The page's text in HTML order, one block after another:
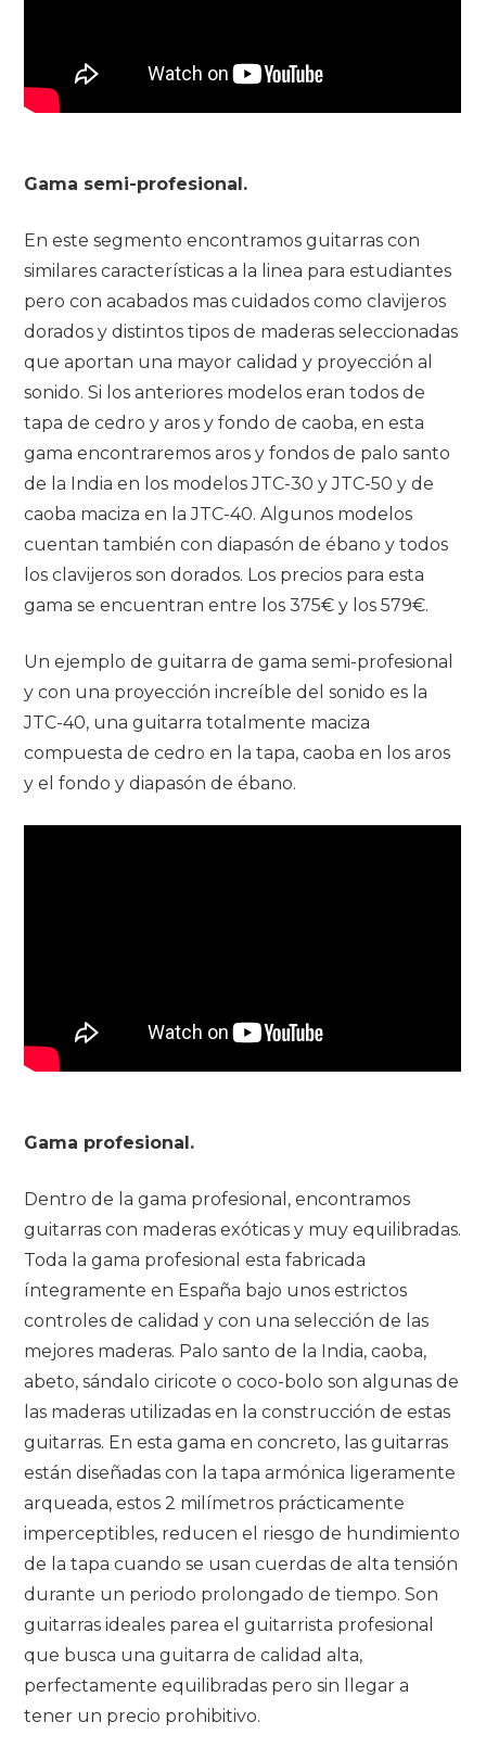
Gama semi-profesional.
En este segmento encontramos guitarras con
similares características a la linea para estudiantes
pero con acabados mas cuidados como clavijeros
dorados y distintos tipos de maderas seleccionadas
que aportan una mayor calidad y proyección al
sonido. Si los anteriores modelos eran todos de
tapa de cedro y aros y fondo de caoba, en esta
gama encontraremos aros y fondos de palo santo
de la India en los modelos JTC-30 y JTC-50 y de
caoba maciza en la JTC-40. Algunos modelos
cuentan también con diapasón de ébano y todos
los clavijeros son dorados. Los precios para esta
gama se encuentran entre los 375€ y los 579€.
Un ejemplo de guitarra de gama semi-profesional
y con una proyección increíble del sonido es la
JTC-40, una guitarra totalmente maciza
compuesta de cedro en la tapa, caoba en los aros
y el fondo y diapasón de ébano.
Gama profesional.
Dentro de la gama profesional, encontramos
guitarras con maderas exóticas y muy equilibradas.
Toda la gama profesional esta fabricada
íntegramente en España bajo unos estrictos
controles de calidad y con una selección de las
mejores maderas. Palo santo de la India, caoba,
abeto, sándalo ciricote o coco-bolo son algunas de
las maderas utilizadas en la construcción de estas
guitarras. En esta gama en concreto, las guitarras
están diseñadas con la tapa armónica ligeramente
arqueada, estos 2 milímetros prácticamente
imperceptibles, reducen el riesgo de hundimiento
de la tapa cuando se usan cuerdas de alta tensión
durante un periodo prolongado de tiempo. Son
guitarras ideales parea el guitarrista profesional
que busca una guitarra de calidad alta,
perfectamente equilibradas pero sin llegar a
tener un precio prohibitivo.